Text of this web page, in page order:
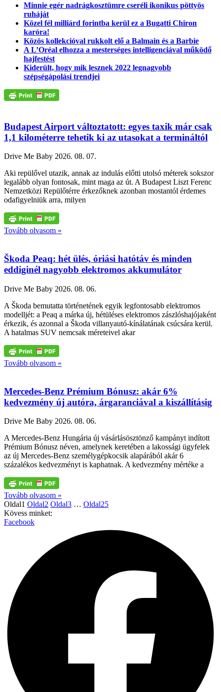
Minnie egér nadrágkosztümre cseréli ikonikus pöttyös
ruháját
Közel fél milliárd forintba kerül ez a Bugatti Chiron
karóra!
Közös kollekcióval rukkolt elő a Balmain és a Barbie
A L’Oréal elhozza a mesterséges intelligenciával működő
hajfestést
Kiderült, hogy mik lesznek 2022 legnagyobb
szépségápolási trendjei
Budapest Airport változtatott: egyes taxik már csak
1,1 kilométerre tehetik ki az utasokat a termináltól
Drive Me Baby 2026. 08. 07.
Aki repülővel utazik, annak az indulás előtti utolsó méterek sokszor
legalább olyan fontosak, mint maga az út. A Budapest Liszt Ferenc
Nemzetközi Repülőtérre érkezőknek azonban mostantól érdemes
odafigyelniük arra, milyen
Tovább olvasom »
Škoda Peaq: hét ülés, óriási hatótáv és minden
eddiginél nagyobb elektromos akkumulátor
Drive Me Baby 2026. 08. 06.
A Škoda bemutatta történetének egyik legfontosabb elektromos
modelljét: a Peaq a márka új, hétüléses elektromos zászlóshajójaként
érkezik, és azonnal a Škoda villanyautó-kínálatának csúcsára kerül.
A hatalmas SUV nemcsak méreteivel akar
Tovább olvasom »
Mercedes-Benz Prémium Bónusz: akár 6%
kedvezmény új autóra, árgaranciával a kiszállításig
Drive Me Baby 2026. 08. 06.
A Mercedes-Benz Hungária új vásárlásösztönző kampányt indított
Prémium Bónusz néven, amelynek keretében a lakossági ügyfelek
az új Mercedes-Benz személygépkocsik alapárából akár 6
százalékos kedvezményt is kaphatnak. A kedvezmény mértéke a
Tovább olvasom »
Oldal1 Oldal2 Oldal3 … Oldal25
Kövess minket:
Facebook